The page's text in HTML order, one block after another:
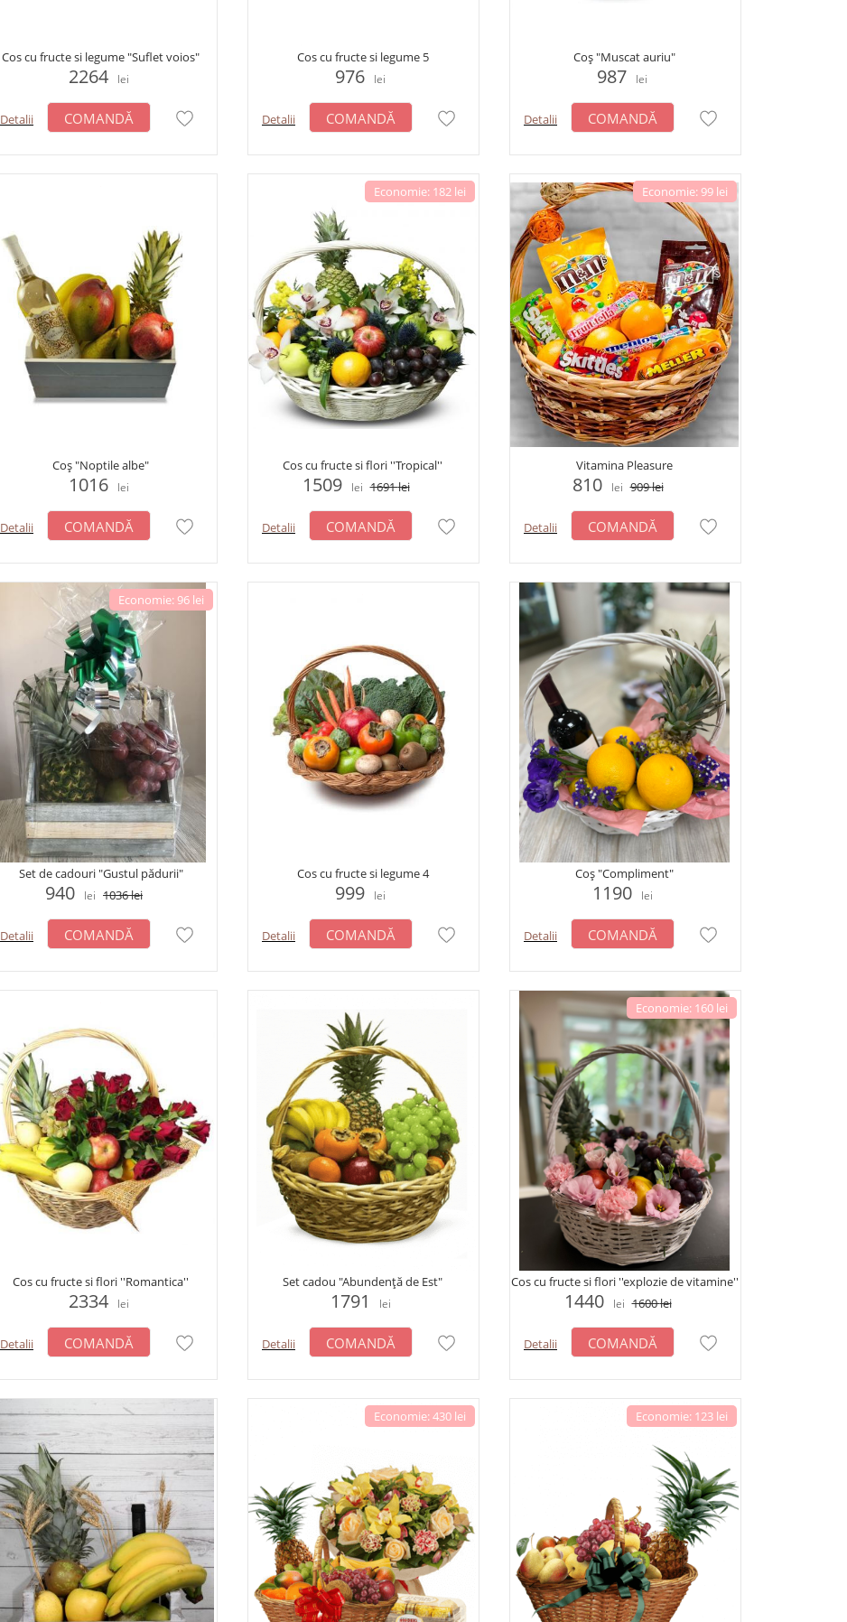
Cos cu fructe si legume "Suflet voios"
2264 lei
Detalii COMANDĂ
Cos cu fructe si legume 5
976 lei
Detalii COMANDĂ
Coș "Muscat auriu"
987 lei
Detalii COMANDĂ
Coș "Noptile albe"
1016 lei
Detalii COMANDĂ
Economie: 182 lei
Cos cu fructe si flori ''Tropical''
1509 lei 1691lei
Detalii COMANDĂ
Economie: 99 lei
Vitamina Pleasure
810 lei 909lei
Detalii COMANDĂ
Economie: 96 lei
Set de cadouri "Gustul pădurii"
940 lei 1036lei
Detalii COMANDĂ
Cos cu fructe si legume 4
999 lei
Detalii COMANDĂ
Coș "Compliment"
1190 lei
Detalii COMANDĂ
Cos cu fructe si flori ''Romantica''
2334 lei
Detalii COMANDĂ
Set cadou "Abundență de Est"
1791 lei
Detalii COMANDĂ
Economie: 160 lei
Cos cu fructe si flori ''explozie de vitamine''
1440 lei 1600lei
Detalii COMANDĂ
Economie: 430 lei Economie: 123 lei